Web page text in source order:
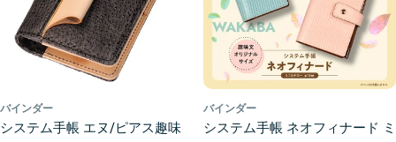
バインダー
システム手帳 エヌ/ピアス趣味
バインダー
システム手帳 ネオフィナード ミ